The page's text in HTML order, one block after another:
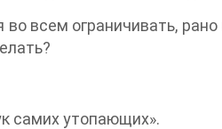
всем ограничивать,
самих утопающих».